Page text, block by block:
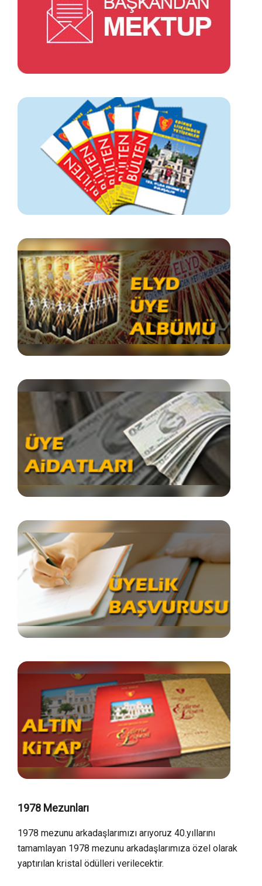
1978 Mezunları
1978 mezunu arkadaşlarımızı arıyoruz 40.yıllarını
tamamlayan 1978 mezunu arkadaşlarımıza özel olarak
yaptırılan kristal ödülleri verilecektir.